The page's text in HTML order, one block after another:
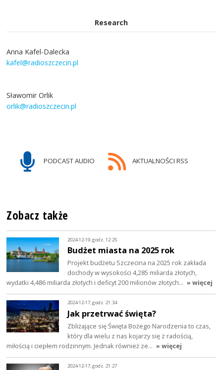
Research
Anna Kafel-Dalecka
kafel@radioszczecin.pl
Sławomir Orlik
orlik@radioszczecin.pl
PODCAST AUDIO AKTUALNOŚCI RSS
Zobacz także
2024-12-19, godz. 12:25
Budżet miasta na 2025 rok
Projekt budżetu Szczecina na 2025 rok zakłada
dochody w wysokości 4,285 miliarda złotych,
wydatki 4,486 miliarda złotych i deficyt 200 milionów złotych… » więcej
2024-12-17, godz. 21:34
Jak przetrwać święta?
Zbliżające się Święta Bożego Narodzenia to czas,
który dla wielu z nas kojarzy się z radością,
miłością i ciepłem rodzinnym. Jednak również ze… » więcej
2024-12-17, godz. 21:27